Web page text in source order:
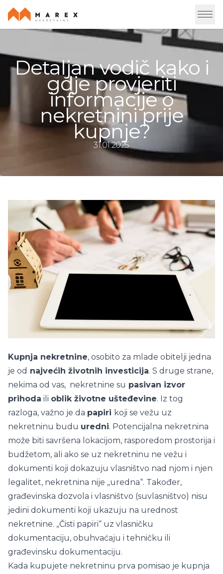
Detaljan vodič kako i
gdje provjeriti
informacije o
nekretnini prije
kupnje?
31.01.2025
Kupnja nekretnine, osobito za mlade obitelji jedna
je od najvećih životnih investicija. S druge strane,
nekima od vas, nekretnine su pasivan izvor
prihoda ili oblik životne ušteđevine. Iz tog
razloga, važno je da papiri koji se vežu uz
nekretninu budu uredni. Potencijalna nekretnina
može biti savršena lokacijom, rasporedom prostorija i
budžetom, ali ako se uz nekretninu ne vežu i
dokumenti koji dokazuju vlasništvo nad njom i njen
legalitet, nekretnina nije „uredna“. Također,
građevinska dozvola i vlasništvo (suvlasništvo) nisu
jedini dokumenti koji ukazuju na urednost
nekretnine. „Čisti papiri“ uz vlasničku
dokumentaciju, obuhvaćaju i tehničku ili
građevinsku dokumentaciju.
Kada kupujete nekretninu prva pomisao je kupnja